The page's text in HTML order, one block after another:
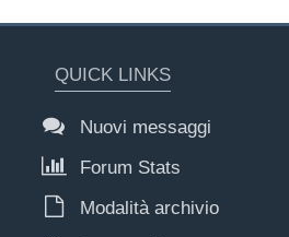
QUICK LINKS
Nuovi messaggi
Forum Stats
Modalità archivio